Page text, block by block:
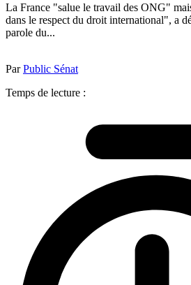
La France "salue le travail des ONG"
dans le respect du droit international", a
parole du...
ParPublic Sénat
Temps de lecture :